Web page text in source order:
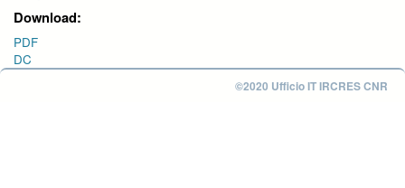
Download:
PDF
DC
©2020 Ufficio IT IRCRES CNR